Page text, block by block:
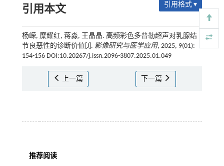
引用本文 引用格式 ▾
杨嵘, 糜耀红, 蒋淼, 王晶晶. 高频彩色多普勒超声对乳腺结
节良恶性的诊断价值[J]. 影像研究与医学应用, 2025, 9(01):
154-156 DOI:10.20267/j.issn.2096-3807.2025.01.049
上一篇 下一篇